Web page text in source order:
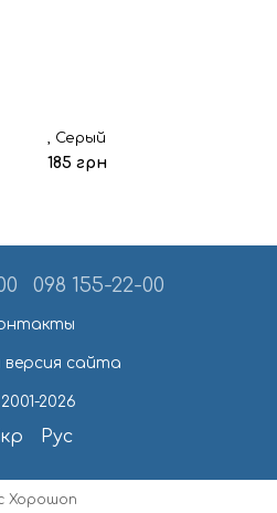
, Серый
185 грн
098 155-22-00
версия сайта
2026
Рус
Хорошоп